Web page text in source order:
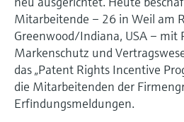
Device Viewer
Produktspezifische Informationen und
Dokumente finden
Ersatzteilsuche
Ersatzteile anhand von Produktwurzel,
Füllstandsmessung
Füllstandsmessung Druck
Alle ansehen
Analysatoren für Härte, Eisen,
Aluminium & Chromat
Prozessphotometer
Mikrowellentransmission
Mitarbeitende – 26 in Weil am
Greenwood/Indiana, USA – mit
Markenschutz und
das „Patent Rights Incentive
die Mitarbeitenden der
Erfindungsmeldungen.